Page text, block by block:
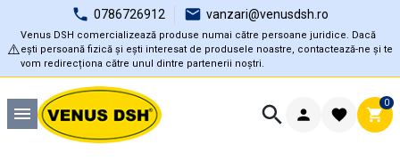
0786726912 vanzari@venusdsh.ro
⚠️
Venus DSH comercializează produse numai către persoane juridice. Dacă
ești persoană fizică și ești interesat de produsele noastre, contactează-ne și te
vom redirecționa către unul dintre partenerii noștri.
0